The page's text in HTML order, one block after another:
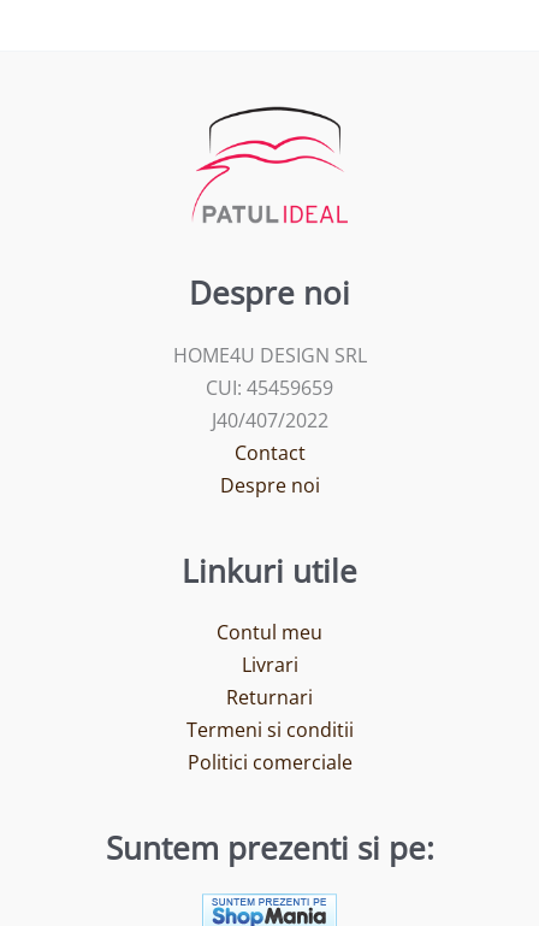
Despre noi
HOME4U DESIGN SRL
CUI: 45459659
J40/407/2022
Contact
Despre noi
Linkuri utile
Contul meu
Livrari
Returnari
Termeni si conditii
Politici comerciale
Suntem prezenti si pe: